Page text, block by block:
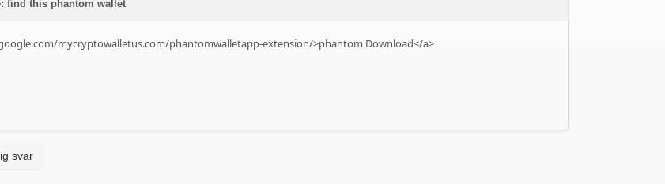
find this phantom wallet
mycryptowalletus.com/phantomwalletapp-extension/>phantom Download</a>
svar